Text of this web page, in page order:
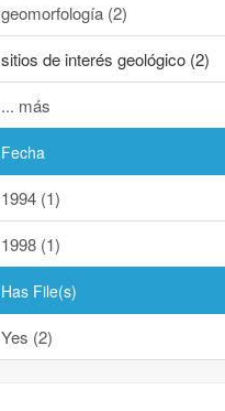
geomorfología (2)
sitios de interés geológico (2)
... más
Fecha
1994 (1)
1998 (1)
Has File(s)
Yes (2)